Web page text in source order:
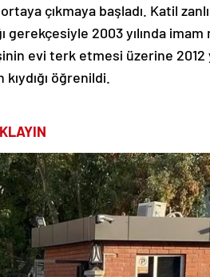
çıkmaya başladı. Katil
2003 yılında imam
evi terk etmesi üzerine 2012
kıydığı öğrenildi.